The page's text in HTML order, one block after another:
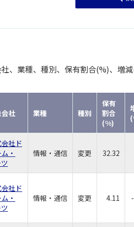
、業種、種別、保有割合(%)、増
社 業種 種別
保有
割合
(%)
社ド
・
情報・通信 変更 32.32
社ド
・
情報・通信 変更 4.11